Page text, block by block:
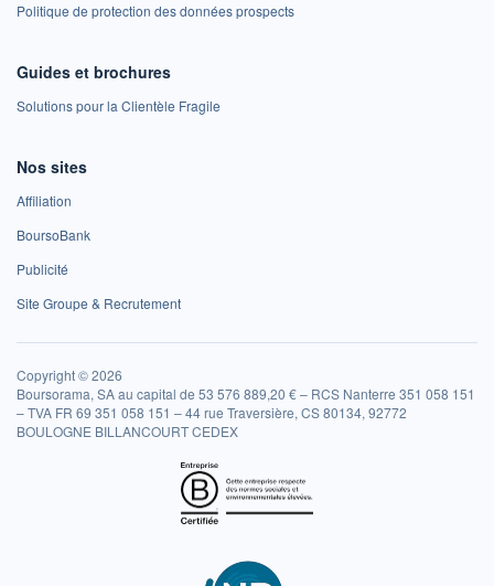
Politique de protection des données prospects
Guides et brochures
Solutions pour la Clientèle Fragile
Nos sites
Affiliation
BoursoBank
Publicité
Site Groupe & Recrutement
Copyright © 2026
Boursorama, SA au capital de 53 576 889,20 € – RCS Nanterre 351 058 151
– TVA FR 69 351 058 151 – 44 rue Traversière, CS 80134, 92772
BOULOGNE BILLANCOURT CEDEX